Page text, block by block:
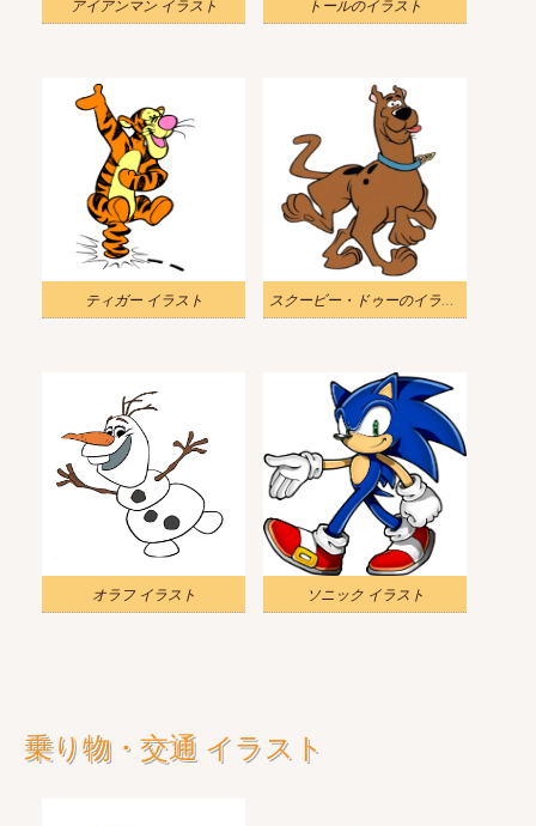
アイアンマン イラスト トールのイラスト
ティガー イラスト スクービー・ドゥーのイラスト
オラフ イラスト ソニック イラスト
乗り物・交通 イラスト